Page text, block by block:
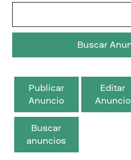
Publicar
Anuncio
Editar
Anuncio
Buscar
anuncios